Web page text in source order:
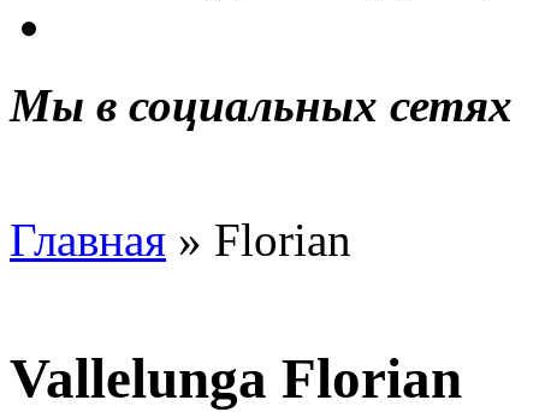
Мы в социальных сетях
Главная » Florian
Vallelunga Florian